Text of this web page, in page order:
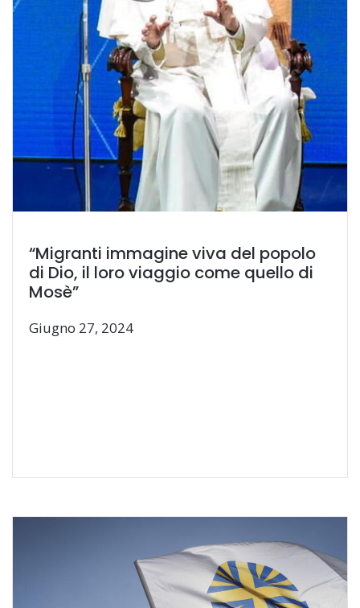
“Migranti immagine viva del popolo
di Dio, il loro viaggio come quello di
Mosè”
Giugno 27, 2024